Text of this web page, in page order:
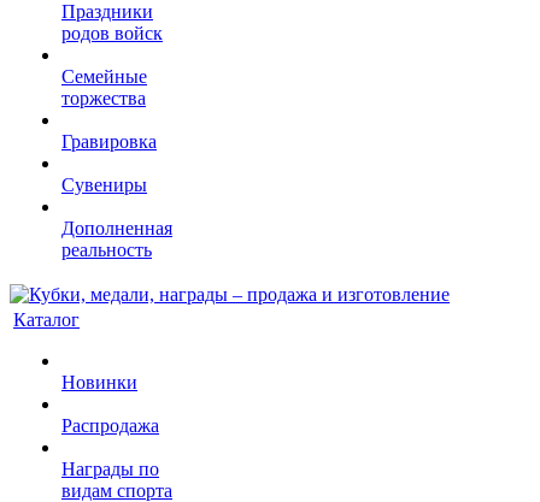
Праздники
родов войск
Семейные
торжества
Гравировка
Сувениры
Дополненная
реальность
Каталог
Новинки
Распродажа
Награды по
видам спорта